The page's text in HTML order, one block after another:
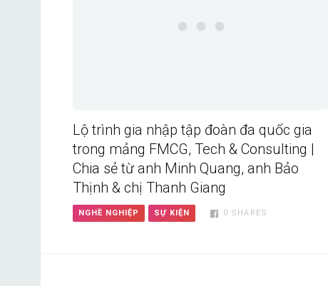
Lộ trình gia nhập tập đoàn đa quốc gia
trong mảng FMCG, Tech & Consulting |
Chia sẻ từ anh Minh Quang, anh Bảo
Thịnh & chị Thanh Giang
NGHỀ NGHIỆP SỰ KIỆN 0 SHARES